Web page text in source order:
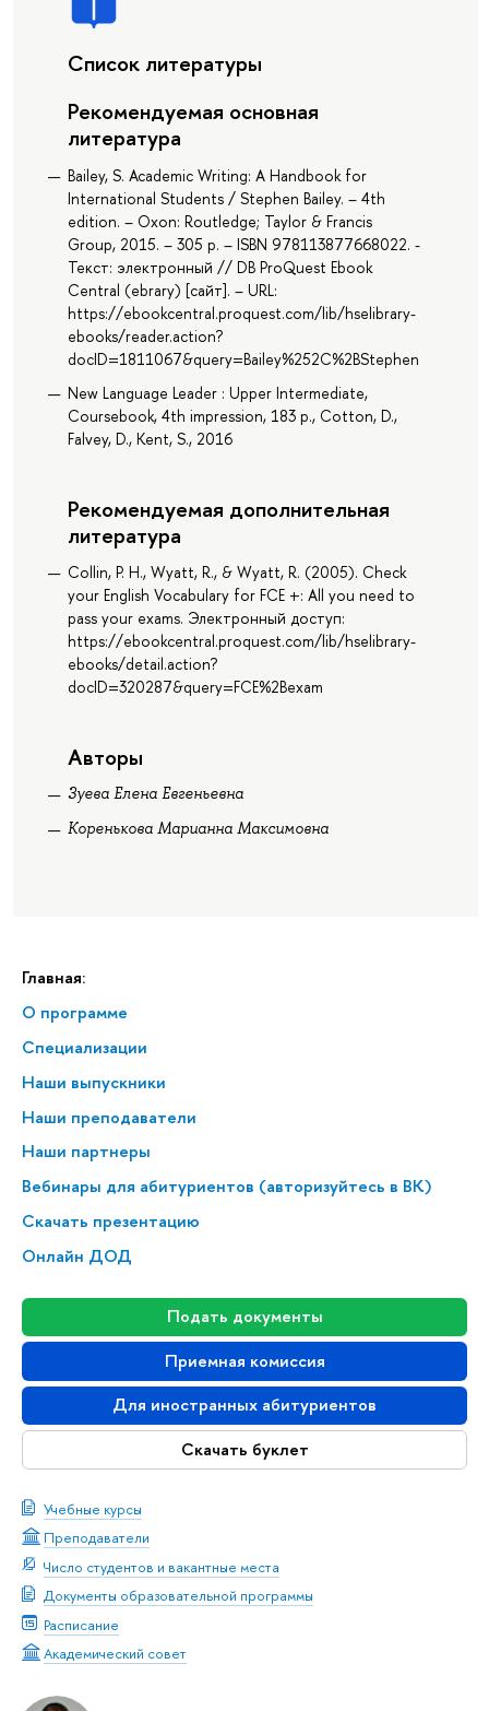
Главная:
О программе
Специализации
Наши выпускники
Наши преподаватели
Наши партнеры
Вебинары для абитуриентов (авторизуйтесь в ВК)
Скачать презентацию
Онлайн ДОД
Подать документы
Приемная комиссия
Для иностранных абитуриентов
Скачать буклет
Учебные курсы
Преподаватели
Число студентов и вакантные места
Документы образовательной программы
Расписание
Академический совет
Список литературы
Рекомендуемая основная
литература
Bailey, S. Academic Writing: A Handbook for
International Students / Stephen Bailey. – 4th
edition. – Oxon: Routledge; Taylor & Francis
Group, 2015. – 305 p. – ISBN 978113877668022. -
Текст: электронный // DB ProQuest Ebook
Central (ebrary) [сайт]. – URL:
https://ebookcentral.proquest.com/lib/hselibrary-
ebooks/reader.action?
docID=1811067&query=Bailey%252C%2BStephen
New Language Leader : Upper Intermediate,
Coursebook, 4th impression, 183 p., Cotton, D.,
Falvey, D., Kent, S., 2016
Рекомендуемая дополнительная
литература
Collin, P. H., Wyatt, R., & Wyatt, R. (2005). Check
your English Vocabulary for FCE +: All you need to
pass your exams. Электронный доступ:
https://ebookcentral.proquest.com/lib/hselibrary-
ebooks/detail.action?
docID=320287&query=FCE%2Bexam
Авторы
Зуева Елена Евгеньевна
Коренькова Марианна Максимовна